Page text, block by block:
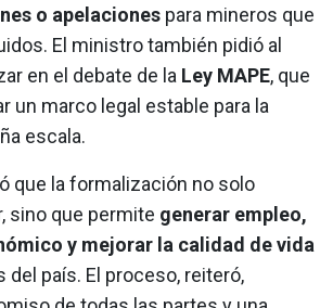
o apelaciones para mineros que
El ministro también pidió al
en el debate de la Ley MAPE, que
un marco legal estable para la
escala.
que la formalización no solo
sino que permite generar empleo,
y mejorar la calidad de vida
del país. El proceso, reiteró,